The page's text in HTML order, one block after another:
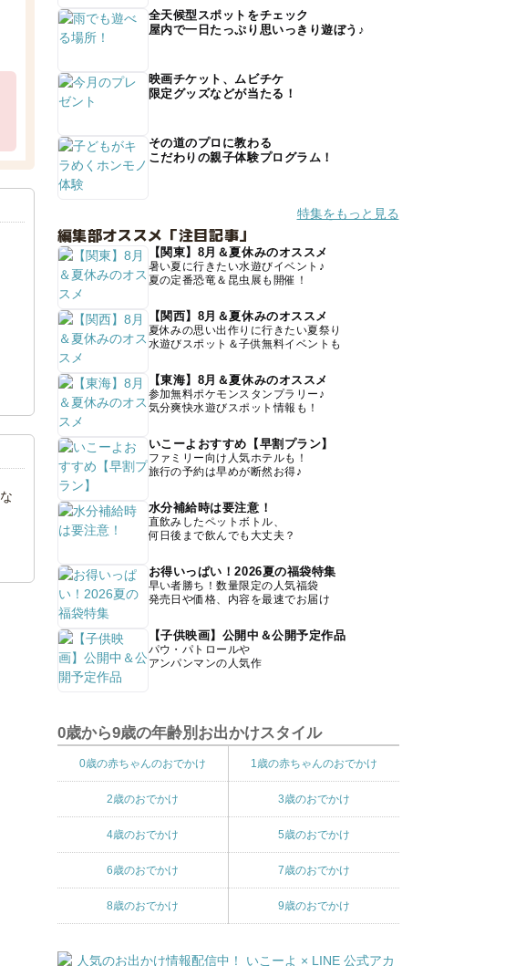
全天候型スポットをチェック
屋内で一日たっぷり思いっきり遊ぼう♪
映画チケット、ムビチケ
限定グッズなどが当たる！
その道のプロに教わる
こだわりの親子体験プログラム！
特集をもっと見る
編集部オススメ「注目記事」
【関東】8月＆夏休みのオススメ
暑い夏に行きたい水遊びイベント♪
夏の定番恐竜＆昆虫展も開催！
【関西】8月＆夏休みのオススメ
夏休みの思い出作りに行きたい夏祭り
水遊びスポット＆子供無料イベントも
【東海】8月＆夏休みのオススメ
参加無料ポケモンスタンプラリー♪
気分爽快水遊びスポット情報も！
いこーよおすすめ【早割プラン】
ファミリー向け人気ホテルも！
旅行の予約は早めが断然お得♪
水分補給時は要注意！
直飲みしたペットボトル、
何日後まで飲んでも大丈夫？
お得いっぱい！2026夏の福袋特集
早い者勝ち！数量限定の人気福袋
発売日や価格、内容を最速でお届け
【子供映画】公開中＆公開予定作品
パウ・パトロールや
アンパンマンの人気作
0歳から9歳の年齢別お出かけスタイル
0歳の赤ちゃんのおでかけ 1歳の赤ちゃんのおでかけ
2歳のおでかけ 3歳のおでかけ
4歳のおでかけ 5歳のおでかけ
6歳のおでかけ 7歳のおでかけ
8歳のおでかけ 9歳のおでかけ